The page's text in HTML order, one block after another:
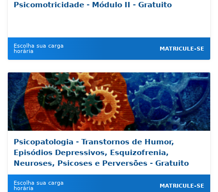
Psicomotricidade - Módulo II - Gratuito
Escolha sua carga
horária
MATRICULE-SE
Psicopatologia - Transtornos de Humor,
Episódios Depressivos, Esquizofrenia,
Neuroses, Psicoses e Perversões - Gratuito
Escolha sua carga
horária
MATRICULE-SE